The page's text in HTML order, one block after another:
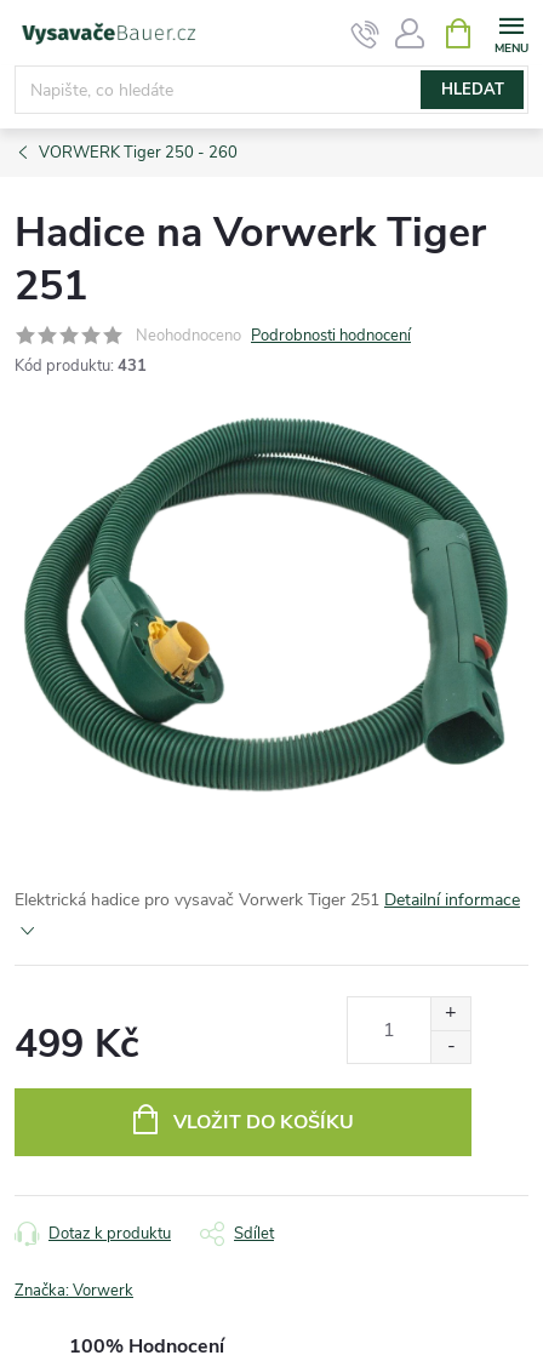
obsah
HLEDAT
NÁKUPNÍ
KOŠÍK
VORWERK Tiger 250 - 260
Hadice na Vorwerk Tiger
251
Neohodnoceno Podrobnosti hodnocení
Kód produktu: 431
Elektrická hadice pro vysavač Vorwerk Tiger 251 Detailní informace
499 Kč
VLOŽIT DO KOŠÍKU
Dotaz k produktu Sdílet
Značka:Vorwerk
100% Hodnocení